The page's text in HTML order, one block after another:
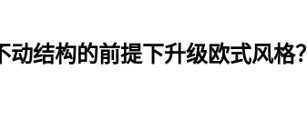
结构的前提下升级欧式风格？